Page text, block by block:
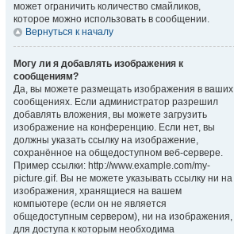
может ограничить количество смайликов,
которое можно использовать в сообщении.
Вернуться к началу
Могу ли я добавлять изображения к
сообщениям?
Да, вы можете размещать изображения в ваших
сообщениях. Если администратор разрешил
добавлять вложения, вы можете загрузить
изображение на конференцию. Если нет, вы
должны указать ссылку на изображение,
сохранённое на общедоступном веб-сервере.
Пример ссылки: http://www.example.com/my-
picture.gif. Вы не можете указывать ссылку ни на
изображения, хранящиеся на вашем
компьютере (если он не является
общедоступным сервером), ни на изображения,
для доступа к которым необходима